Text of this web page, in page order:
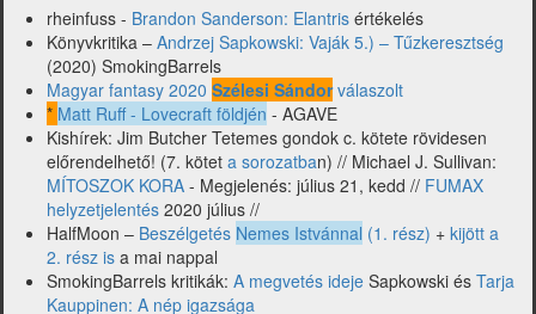
Gemmell,
Howard
és
mások)
rheinfuss - Brandon Sanderson: Elantris értékelés
Könyvkritika – Andrzej Sapkowski: Vaják 5.) – Tűzkeresztség
(2020) SmokingBarrels
Magyar fantasy 2020 Szélesi Sándorválaszolt
* Matt Ruff - Lovecraft földjén - AGAVE
Kishírek: Jim Butcher Tetemes gondok c. kötete rövidesen
előrendelhető! (7. kötet a sorozatban) // Michael J. Sullivan:
MÍTOSZOK KORA - Megjelenés: július 21, kedd // FUMAX
helyzetjelentés 2020 július //
HalfMoon – Beszélgetés Nemes Istvánnal (1. rész) + kijött a
2. rész is a mai nappal
SmokingBarrels kritikák: A megvetés ideje Sapkowski és Tarja
Kauppinen: A nép igazsága